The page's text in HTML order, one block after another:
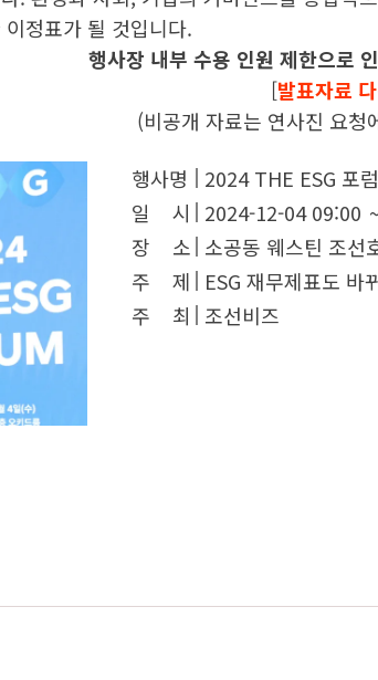
정표가 될 것입니다.
행사장 내부 수용 인원 제한으로
[발표자료
(비공개 자료는 연사진 요청
행사명
2024 THE ESG 포럼
일 시
2024-12-04 09:00 ~
장 소 소공동 웨스틴 조선
주 제
ESG 재무제표도 바
주 최
조선비즈